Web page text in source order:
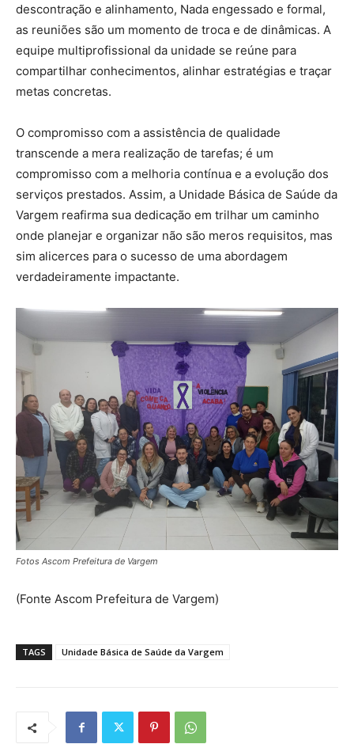
descontração e alinhamento, Nada engessado e formal,
as reuniões são um momento de troca e de dinâmicas. A
equipe multiprofissional da unidade se reúne para
compartilhar conhecimentos, alinhar estratégias e traçar
metas concretas.
O compromisso com a assistência de qualidade
transcende a mera realização de tarefas; é um
compromisso com a melhoria contínua e a evolução dos
serviços prestados. Assim, a Unidade Básica de Saúde da
Vargem reafirma sua dedicação em trilhar um caminho
onde planejar e organizar não são meros requisitos, mas
sim alicerces para o sucesso de uma abordagem
verdadeiramente impactante.
Fotos Ascom Prefeitura de Vargem
(Fonte Ascom Prefeitura de Vargem)
TAGS Unidade Básica de Saúde da Vargem